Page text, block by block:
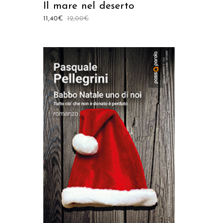
Il mare nel deserto
12,00€
11,40€
AGGIUNGI AL CARRELLO